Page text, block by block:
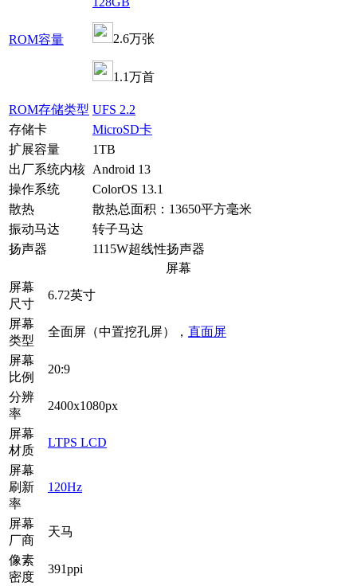
ROM容量 2.6万张
1.1万首
ROM存储类型 UFS 2.2
存储卡
MicroSD卡
扩展容量
1TB
出厂系统内核 Android 13
操作系统
ColorOS 13.1
散热
散热总面积：13650平方毫米
振动马达
转子马达
扬声器
1115W超线性扬声器
屏幕
屏幕
尺寸
6.72英寸
屏幕
类型
全面屏（中置挖孔屏）， 直面屏
屏幕
比例
20:9
分辨
率
2400x1080px
屏幕
材质
LTPS LCD
屏幕
刷新
率
120Hz
屏幕
厂商
天马
像素
密度
391ppi